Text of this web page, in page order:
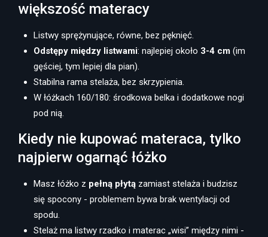
większość materacy
Listwy sprężynujące, równe, bez pęknięć.
Odstępy między listwami: najlepiej około 3-4 cm (im
gęściej, tym lepiej dla pian).
Stabilna rama stelaża, bez skrzypienia.
W łóżkach 160/180: środkowa belka i dodatkowe nogi
pod nią.
Kiedy nie kupować materaca, tylko
najpierw ogarnąć łóżko
Masz łóżko z pełną płytą zamiast stelaża i budzisz
się spocony - problemem bywa brak wentylacji od
spodu.
Stelaż ma listwy rzadko i materac „wisi” między nimi -